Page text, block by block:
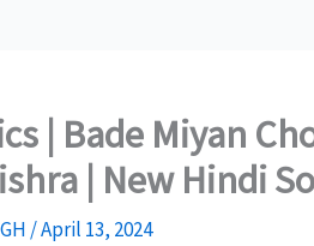
| Bade Miyan
| New Hindi
/April 13, 2024